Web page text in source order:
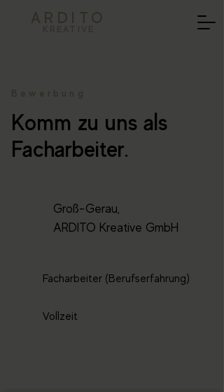
ARDITO
KREATIVE
Bewerbung
Komm zu uns als
Facharbeiter.
Groß-Gerau,
ARDITO Kreative GmbH
Facharbeiter (Berufserfahrung)
Vollzeit